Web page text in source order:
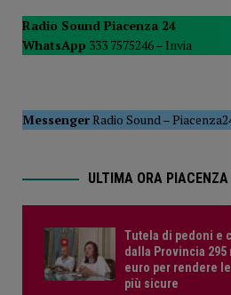
POLITICA
[ 5 Agosto 2026 ]
Radio Sound Piacenza 24
WhatsApp 333 7575246 – Invia
MessengerRadio Sound–
ULTIMA ORA PIACENZA
Tutela di pedoni e
dalla Provincia 295
euro per rendere
più sicure